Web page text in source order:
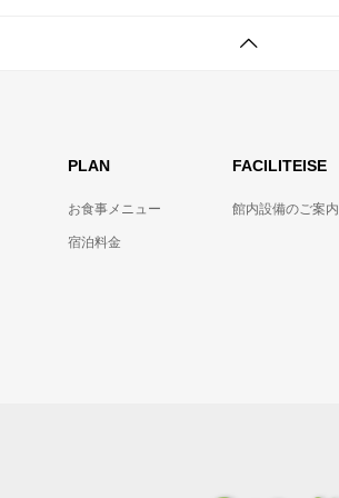
PLAN
お食事メニュー
宿泊料金
FACILITEISE
館内設備のご案内